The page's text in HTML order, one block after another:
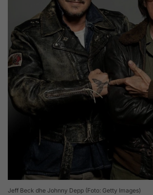
Jeff Beck dhe Johnny Depp (Foto: Getty Images)